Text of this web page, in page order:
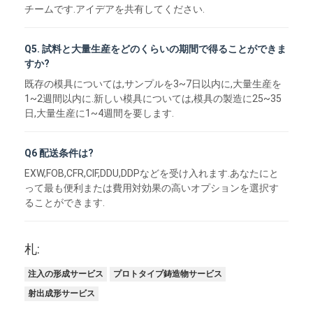
チームです.アイデアを共有してください.
Q5. 試料と大量生産をどのくらいの期間で得ることができま
すか?
既存の模具については,サンプルを3~7日以内に,大量生産を
1~2週間以内に.新しい模具については,模具の製造に25~35
日,大量生産に1~4週間を要します.
Q6 配送条件は?
EXW,FOB,CFR,CIF,DDU,DDPなどを受け入れます.あなたにと
って最も便利または費用対効果の高いオプションを選択す
ることができます.
札:
注入の形成サービス
プロトタイプ鋳造物サービス
射出成形サービス